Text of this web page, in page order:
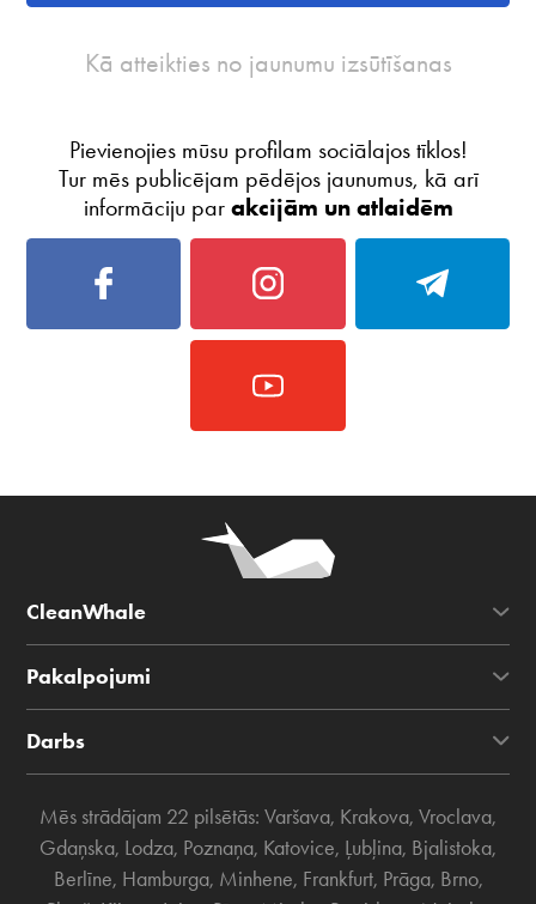
Kā atteikties no jaunumu izsūtīšanas
Pievienojies mūsu profilam sociālajos tīklos!
Tur mēs publicējam pēdējos jaunumus, kā arī
informāciju par akcijām un atlaidēm
CleanWhale
Pakalpojumi
Darbs
Mēs strādājam 22 pilsētās: Varšava, Krakova, Vroclava,
Gdaņska, Lodza, Poznaņa, Katovice, Ļubļina, Bjalistoka,
Berlīne, Hamburga, Minhene, Frankfurt, Prāga, Brno,